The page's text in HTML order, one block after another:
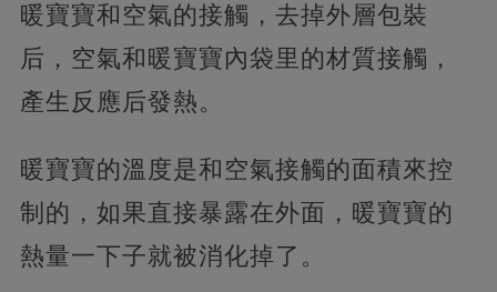
暖寶寶和空氣的接觸，去掉外層包裝
后，空氣和暖寶寶內袋里的材質接觸，
產生反應后發熱。
暖寶寶的溫度是和空氣接觸的面積來控
制的，如果直接暴露在外面，暖寶寶的
熱量一下子就被消化掉了。